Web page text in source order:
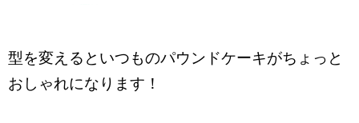
型を変えるといつものパウンドケーキがちょっと
おしゃれになります！